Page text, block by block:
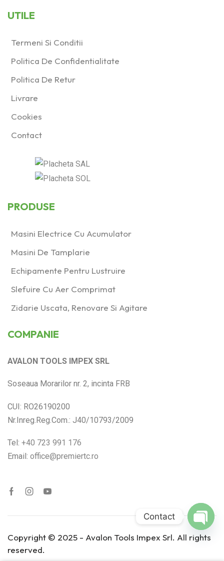
UTILE
Termeni Si Conditii
Politica De Confidentialitate
Politica De Retur
Livrare
Cookies
Contact
PRODUSE
Masini Electrice Cu Acumulator
Masini De Tamplarie
Echipamente Pentru Lustruire
Slefuire Cu Aer Comprimat
Zidarie Uscata, Renovare Si Agitare
COMPANIE
AVALON TOOLS IMPEX SRL
Soseaua Morarilor nr. 2, incinta FRB
CUI: RO26190200
Nr.Inreg.Reg.Com.: J40/10793/2009
Tel: +40 723 991 176
Email: office@premiertc.ro
Copyright © 2025 - Avalon Tools Impex Srl. All rights
reserved.
Contact
Open